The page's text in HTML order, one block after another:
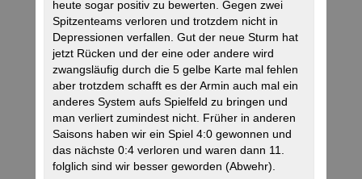
heute sogar positiv zu bewerten. Gegen zwei
Spitzenteams verloren und trotzdem nicht in
Depressionen verfallen. Gut der neue Sturm hat
jetzt Rücken und der eine oder andere wird
zwangsläufig durch die 5 gelbe Karte mal fehlen
aber trotzdem schafft es der Armin auch mal ein
anderes System aufs Spielfeld zu bringen und
man verliert zumindest nicht. Früher in anderen
Saisons haben wir ein Spiel 4:0 gewonnen und
das nächste 0:4 verloren und waren dann 11.
folglich sind wir besser geworden (Abwehr).